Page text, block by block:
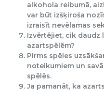
alkohola reibumā,
var būt izšķiroša
izraisīt nevēlamas
Izvērtējiet, cik daudz
azartspēlēm?
Pirms spēles
noteikumiem un
spēlēs.
Ja pamanāt, ka